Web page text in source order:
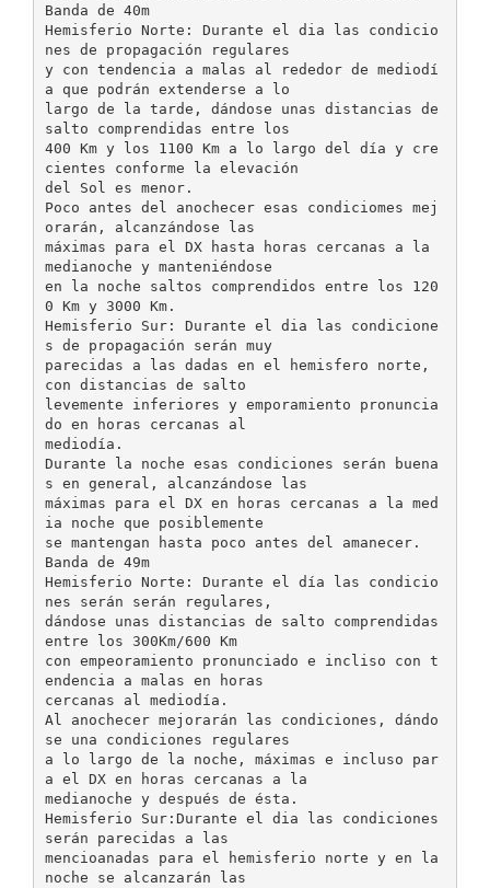
Banda de 40m
Hemisferio Norte: Durante el dia las condicio
nes de propagación regulares
y con tendencia a malas al rededor de mediodí
a que podrán extenderse a lo
largo de la tarde, dándose unas distancias de
salto comprendidas entre los
400 Km y los 1100 Km a lo largo del día y cre
cientes conforme la elevación
del Sol es menor.
Poco antes del anochecer esas condiciomes mej
orarán, alcanzándose las
máximas para el DX hasta horas cercanas a la
medianoche y manteniéndose
en la noche saltos comprendidos entre los 120
0 Km y 3000 Km.
Hemisferio Sur: Durante el dia las condicione
s de propagación serán muy
parecidas a las dadas en el hemisfero norte,
con distancias de salto
levemente inferiores y emporamiento pronuncia
do en horas cercanas al
mediodía.
Durante la noche esas condiciones serán buena
s en general, alcanzándose las
máximas para el DX en horas cercanas a la med
ia noche que posiblemente
se mantengan hasta poco antes del amanecer.
Banda de 49m
Hemisferio Norte: Durante el día las condicio
nes serán serán regulares,
dándose unas distancias de salto comprendidas
entre los 300Km/600 Km
con empeoramiento pronunciado e incliso con t
endencia a malas en horas
cercanas al mediodía.
Al anochecer mejorarán las condiciones, dándo
se una condiciones regulares
a lo largo de la noche, máximas e incluso par
a el DX en horas cercanas a la
medianoche y después de ésta.
Hemisferio Sur:Durante el dia las condiciones
serán parecidas a las
mencioanadas para el hemisferio norte y en la
noche se alcanzarán las